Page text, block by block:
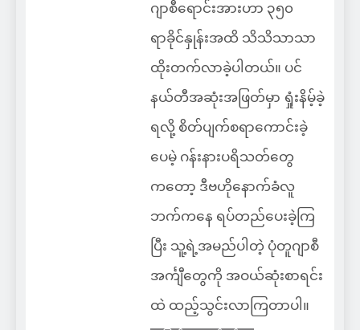
ဂျာစီရောင်းအားဟာ ၃၅၀
ရာခိုင်နှုန်းအထိ သိသိသာသာ
ထိုးတက်လာခဲ့ပါတယ်။ ပင်
နယ်တီအဆုံးအဖြတ်မှာ ရှုံးနိမ့်ခဲ့
ရလို့ စိတ်ပျက်စရာကောင်းခဲ့
ပေမဲ့ ဂန်းနားပရိသတ်တွေ
ကတော့ ဒီဗဟိုနောက်ခံလူ
ဘက်ကနေ ရပ်တည်ပေးခဲ့ကြ
ပြီး သူ့ရဲ့အမည်ပါတဲ့ ပုံတူဂျာစီ
အင်္ကျီတွေကို အဝယ်ဆုံးစာရင်း
ထဲ ထည့်သွင်းလာကြတာပါ။